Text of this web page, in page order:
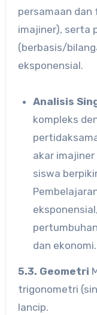
persamaan
imajiner), serta
(berbasis/
eksponensial.
Analisis
kompleks
akar
siswa
dan ekonomi.
5.3. Geometri
trigonometri
lancip.